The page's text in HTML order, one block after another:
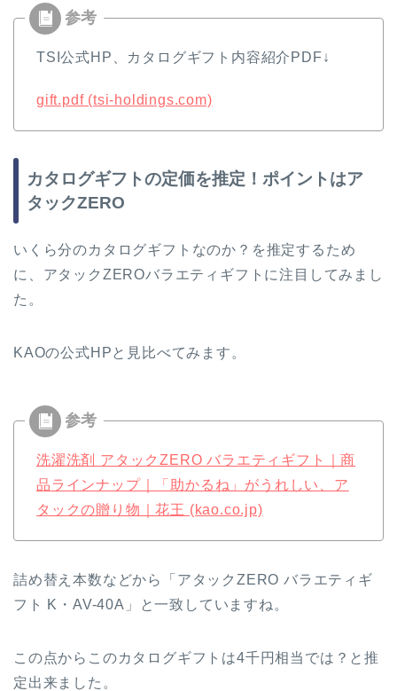
TSI公式HP、カタログギフト内容紹介PDF↓
gift.pdf (tsi-holdings.com)
カタログギフトの定価を推定！ポイントはア
タックZERO
いくら分のカタログギフトなのか？を推定するため
に、アタックZEROバラエティギフトに注目してみまし
た。
KAOの公式HPと見比べてみます。
洗濯洗剤 アタックZERO バラエティギフト｜商
品ラインナップ｜「助かるね」がうれしい、ア
タックの贈り物｜花王 (kao.co.jp)
詰め替え本数などから「アタックZERO バラエティギ
フト K・AV-40A」と一致していますね。
この点からこのカタログギフトは4千円相当では？と推
定出来ました。